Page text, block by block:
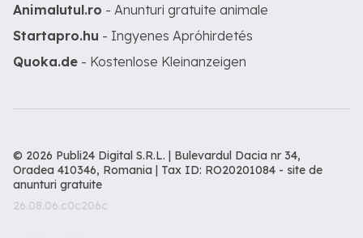
Animalutul.ro - Anunturi gratuite animale
Startapro.hu - Ingyenes Apróhirdetés
Quoka.de - Kostenlose Kleinanzeigen
© 2026 Publi24 Digital S.R.L. | Bulevardul Dacia nr 34,
Oradea 410346, Romania | Tax ID: RO20201084 - site de
anunturi gratuite
26.08.06.c0c206c